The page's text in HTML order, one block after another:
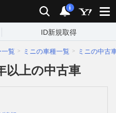
検索 通知
i
ID新規取得
一覧 ミニの車種一覧 ミニの中古
以上の中古車